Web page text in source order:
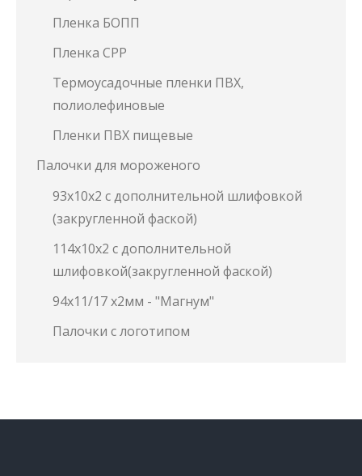
Пленка БОПП
Пленка СРР
Термоусадочные пленки ПВХ,
полиолефиновые
Пленки ПВХ пищевые
Палочки для мороженого
93х10х2 с дополнительной шлифовкой
(закругленной фаской)
114х10х2 с дополнительной
шлифовкой(закругленной фаской)
94х11/17 х2мм - "Магнум"
Палочки с логотипом